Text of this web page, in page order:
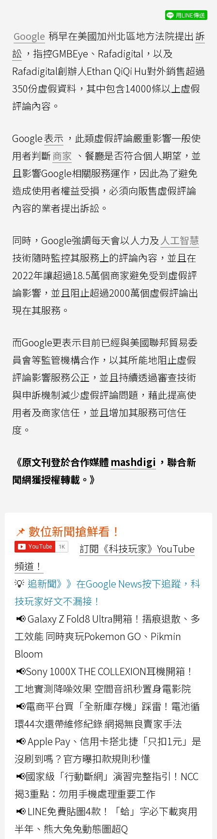
用LINE傳送
Google 稍早在美國加州北區地方法院提出 訴
訟 ，指控GMBEye、Rafadigital，以及
Rafadigital創辦人Ethan QiQi Hu對外銷售超過
350份虛假資料，其中包含14000條以上虛假
評論內容。
Google表示 ，此類虛假評論嚴重影響一般使
用者判斷商家 、餐廳是否符合個人期望，並
且影響Google相關服務運作，因此為了避免
造成使用者權益受損，必須向販售虛假評論
內容的業者提出訴訟。
同時，Google強調每天會以人力及 人工智慧
技術隨時監控其服務上的評論內容，並且在
2022年讓超過18.5萬個商家避免受到虛假評
論影響，並且阻止超過2000萬個虛假評論出
現在其服務。
而Google更表示目前已經與美國聯邦貿易委
員會等監管機構合作，以其所能地阻止虛假
評論影響服務公正，並且持續透過審查技術
與申訴機制減少虛假評論問題，藉此提高使
用者及商家信任，並且增加其服務可信任
度。
《原文刊登於合作媒體 mashdigi ，聯合新
聞網獲授權轉載。》
📌 數位新聞搶鮮看！
訂閱《科技玩家》YouTube
頻道！
💡 追新聞》》在Google News按下追蹤，科
技玩家好文不漏接！
📢 Galaxy Z Fold8 Ultra開箱！摺痕退散、多
工效能 同時爽玩Pokemon GO、Pikmin
Bloom
📢Sony 1000X THE COLLEXION耳機開箱！
工地實測降噪效果 空間音訊秒置身電影院
📢電商平台買「全新庫存機」踩雷！電池循
環44次還帶維修紀錄 網揭無良賣家手法
📢 Apple Pay、信用卡搭北捷「只扣1元」是
沒刷到嗎？官方曝扣款規則秒懂
📢國家級「行動斷網」演習完整指引！NCC
揭3重點：勿用手機處理重要工作
📢 LINE免費貼圖4款！「蛤」字必下載爽用
半年、熊大兔兔動態圖超Q